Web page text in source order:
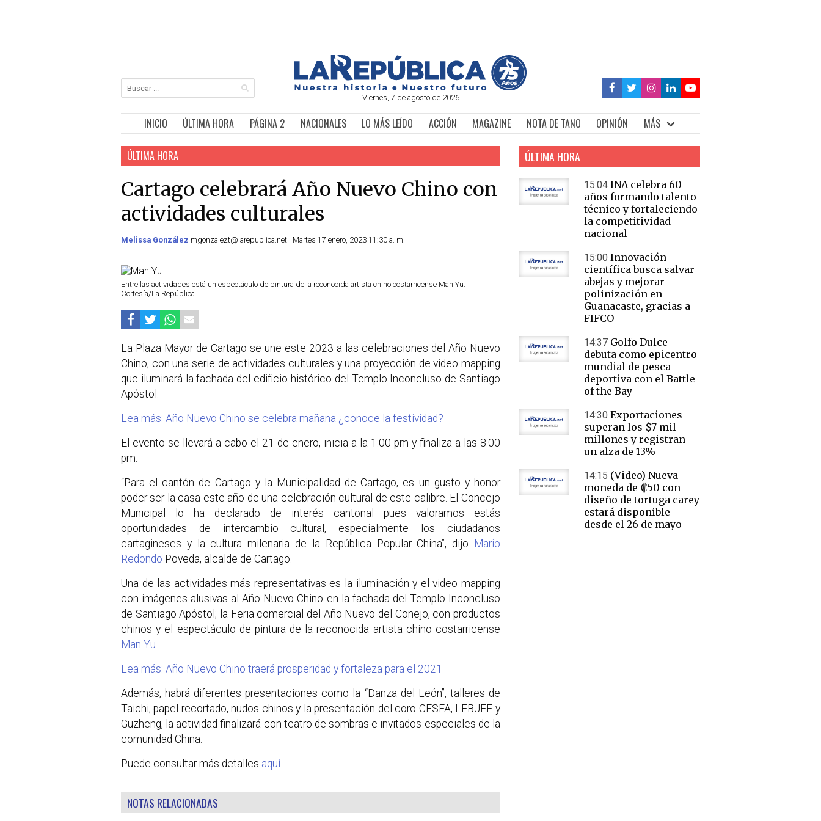
Viernes, 7 de agosto de 2026
INICIO ÚLTIMA HORA PÁGINA 2 NACIONALES LO MÁS LEÍDO ACCIÓN MAGAZINE NOTA DE TANO OPINIÓN MÁS
ÚLTIMA HORA
Cartago celebrará Año Nuevo Chino con
actividades culturales
Melissa González mgonzalezt@larepublica.net | Martes 17 enero, 2023 11:30 a. m.
Entre las actividades está un espectáculo de pintura de la reconocida artista chino costarricense Man Yu.
Cortesía/La República
La Plaza Mayor de Cartago se une este 2023 a las celebraciones del Año Nuevo
Chino, con una serie de actividades culturales y una proyección de video mapping
que iluminará la fachada del edificio histórico del Templo Inconcluso de Santiago
Apóstol.
Lea más: Año Nuevo Chino se celebra mañana ¿conoce la festividad?
El evento se llevará a cabo el 21 de enero, inicia a la 1:00 pm y finaliza a las 8:00
pm.
“Para el cantón de Cartago y la Municipalidad de Cartago, es un gusto y honor
poder ser la casa este año de una celebración cultural de este calibre. El Concejo
Municipal lo ha declarado de interés cantonal pues valoramos estás
oportunidades de intercambio cultural, especialmente los ciudadanos
cartagineses y la cultura milenaria de la República Popular China”, dijo Mario
Redondo Poveda, alcalde de Cartago.
Una de las actividades más representativas es la iluminación y el video mapping
con imágenes alusivas al Año Nuevo Chino en la fachada del Templo Inconcluso
de Santiago Apóstol; la Feria comercial del Año Nuevo del Conejo, con productos
chinos y el espectáculo de pintura de la reconocida artista chino costarricense
Man Yu
Lea más: Año Nuevo Chino traerá prosperidad y fortaleza para el 2021
Además, habrá diferentes presentaciones como la “Danza del León”, talleres de
Taichi, papel recortado, nudos chinos y la presentación del coro CESFA, LEBJFF y
Guzheng, la actividad finalizará con teatro de sombras e invitados especiales de la
comunidad China.
Puede consultar más detalles aquí.
NOTAS RELACIONADAS
ÚLTIMA HORA
15:04 INA celebra 60
años formando talento
técnico y fortaleciendo
la competitividad
nacional
15:00 Innovación
científica busca salvar
abejas y mejorar
polinización en
Guanacaste, gracias a
FIFCO
14:37 Golfo Dulce
debuta como epicentro
mundial de pesca
deportiva con el Battle
of the Bay
14:30 Exportaciones
superan los $7 mil
millones y registran
un alza de 13%
14:15 (Video) Nueva
moneda de ₡50 con
diseño de tortuga carey
estará disponible
desde el 26 de mayo